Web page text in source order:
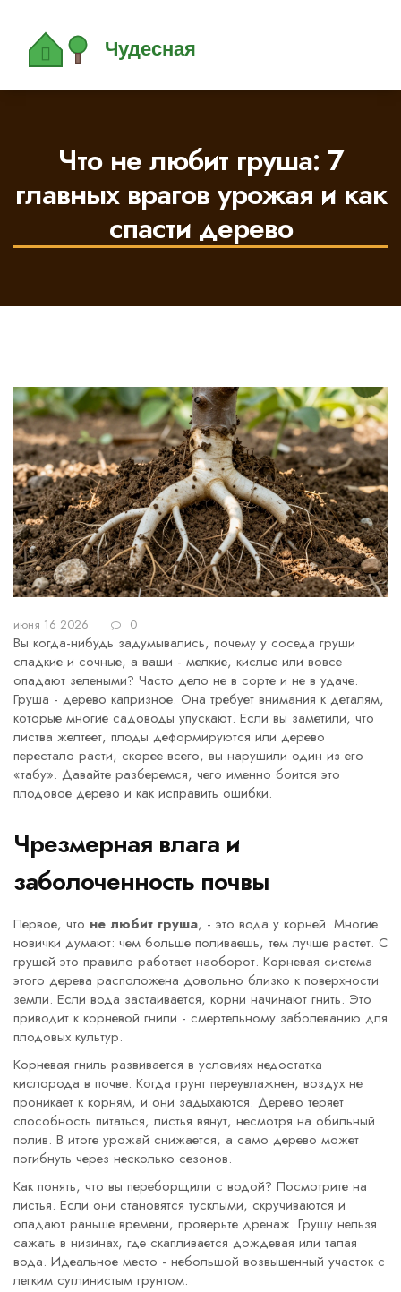
Что не любит груша: 7
главных врагов урожая и как
спасти дерево
июня 16 2026 0
Вы когда-нибудь задумывались, почему у соседа груши
сладкие и сочные, а ваши - мелкие, кислые или вовсе
опадают зелеными? Часто дело не в сорте и не в удаче.
Груша - дерево капризное. Она требует внимания к деталям,
которые многие садоводы упускают. Если вы заметили, что
листва желтеет, плоды деформируются или дерево
перестало расти, скорее всего, вы нарушили один из его
«табу». Давайте разберемся, чего именно боится это
плодовое дерево и как исправить ошибки.
Чрезмерная влага и
заболоченность почвы
Первое, что не любит груша, - это вода у корней. Многие
новички думают: чем больше поливаешь, тем лучше растет. С
грушей это правило работает наоборот. Корневая система
этого дерева расположена довольно близко к поверхности
земли. Если вода застаивается, корни начинают гнить. Это
приводит к корневой гнили - смертельному заболеванию для
плодовых культур.
Корневая гниль развивается в условиях недостатка
кислорода в почве. Когда грунт переувлажнен, воздух не
проникает к корням, и они задыхаются. Дерево теряет
способность питаться, листья вянут, несмотря на обильный
полив. В итоге урожай снижается, а само дерево может
погибнуть через несколько сезонов.
Как понять, что вы переборщили с водой? Посмотрите на
листья. Если они становятся тусклыми, скручиваются и
опадают раньше времени, проверьте дренаж. Грушу нельзя
сажать в низинах, где скапливается дождевая или талая
вода. Идеальное место - небольшой возвышенный участок с
легким суглинистым грунтом.